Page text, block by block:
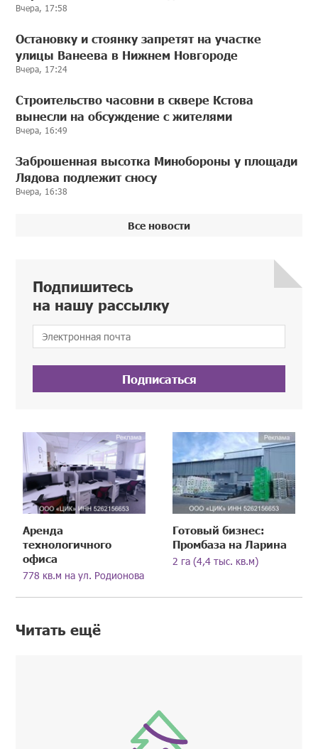
Вчера, 17:58
Остановку и стоянку запретят на участке
улицы Ванеева в Нижнем Новгороде
Вчера, 17:24
Строительство часовни в сквере Кстова
вынесли на обсуждение с жителями
Вчера, 16:49
Заброшенная высотка Минобороны у площади
Лядова подлежит сносу
Вчера, 16:38
Все новости
Подпишитесь
на нашу рассылку
Подписаться
Аренда
технологичного
офиса
778 кв.м на ул. Родионова
Готовый бизнес:
Промбаза на Ларина
2 га (4,4 тыс. кв.м)
Читать ещё